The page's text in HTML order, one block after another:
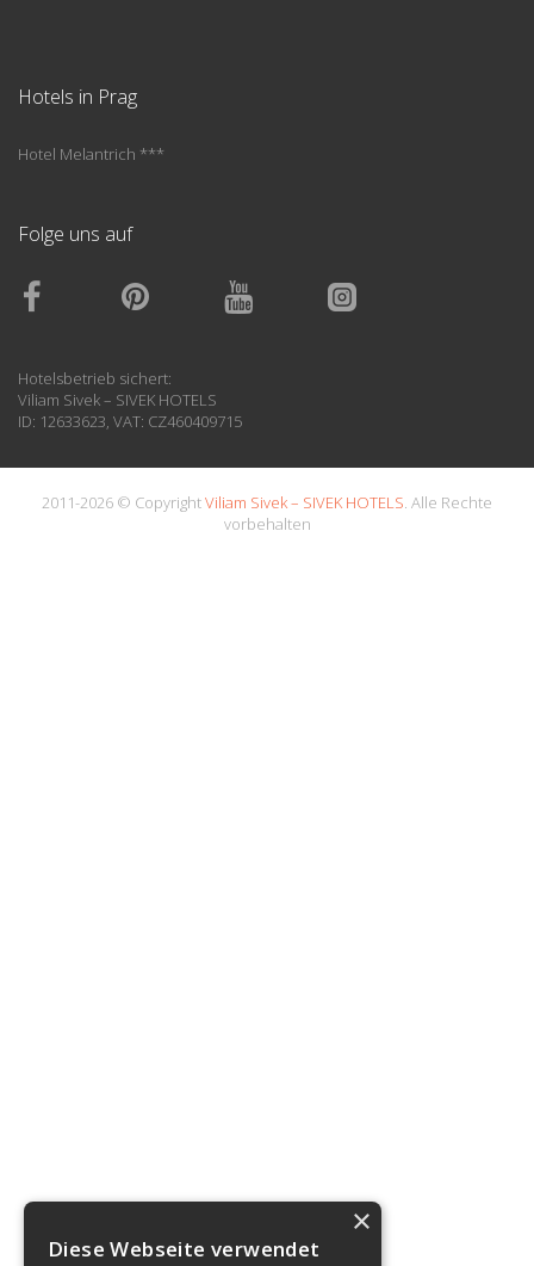
Hotels in Prag
Hotel Melantrich ***
Folge uns auf
Hotelsbetrieb sichert:
Viliam Sivek – SIVEK HOTELS
ID: 12633623, VAT: CZ460409715
2011-2026 © CopyrightViliam Sivek – SIVEK HOTELS. Alle Rechte
vorbehalten
×
Diese Webseite verwendet